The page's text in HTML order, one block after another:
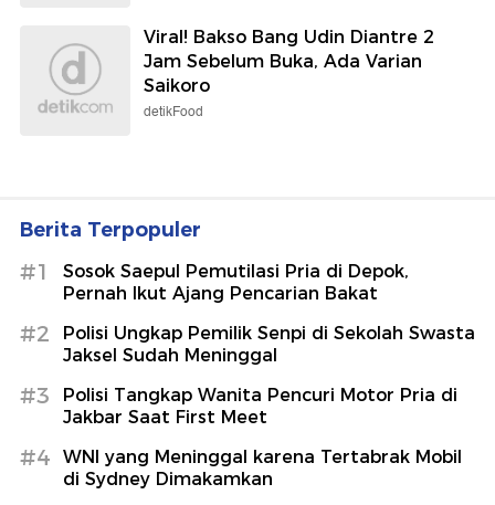
Viral! Bakso Bang Udin Diantre 2
Jam Sebelum Buka, Ada Varian
Saikoro
detikFood
Berita Terpopuler
#1
Sosok Saepul Pemutilasi Pria di Depok,
Pernah Ikut Ajang Pencarian Bakat
#2
Polisi Ungkap Pemilik Senpi di Sekolah Swasta
Jaksel Sudah Meninggal
#3
Polisi Tangkap Wanita Pencuri Motor Pria di
Jakbar Saat First Meet
#4
WNI yang Meninggal karena Tertabrak Mobil
di Sydney Dimakamkan